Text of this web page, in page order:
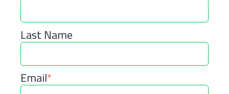
Last Name
Email*